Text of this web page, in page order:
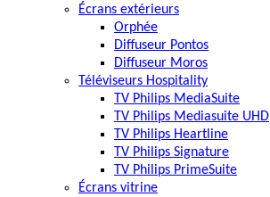
Écrans extérieurs
Orphée
Diffuseur Pontos
Diffuseur Moros
Téléviseurs Hospitality
TV Philips MediaSuite
TV Philips Mediasuite UHD
TV Philips Heartline
TV Philips Signature
TV Philips PrimeSuite
Écrans vitrine